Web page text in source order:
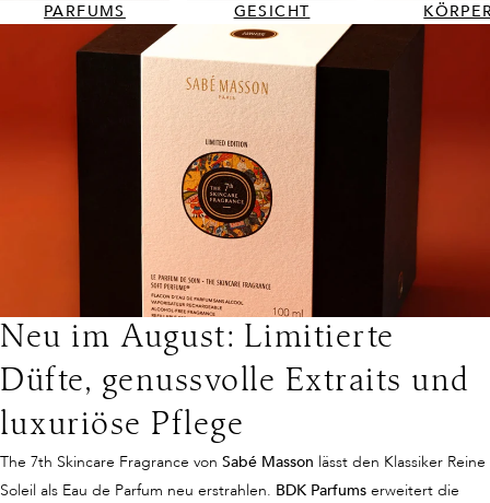
PARFUMS GESICHT
Neu im August: Limitierte
Düfte, genussvolle Extraits und
luxuriöse Pflege
The 7th Skincare Fragrance von Sabé Masson lässt den Klassiker Reine
Soleil als Eau de Parfum neu erstrahlen. BDK Parfums erweitert die